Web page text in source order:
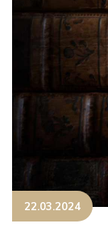
22.03.2024